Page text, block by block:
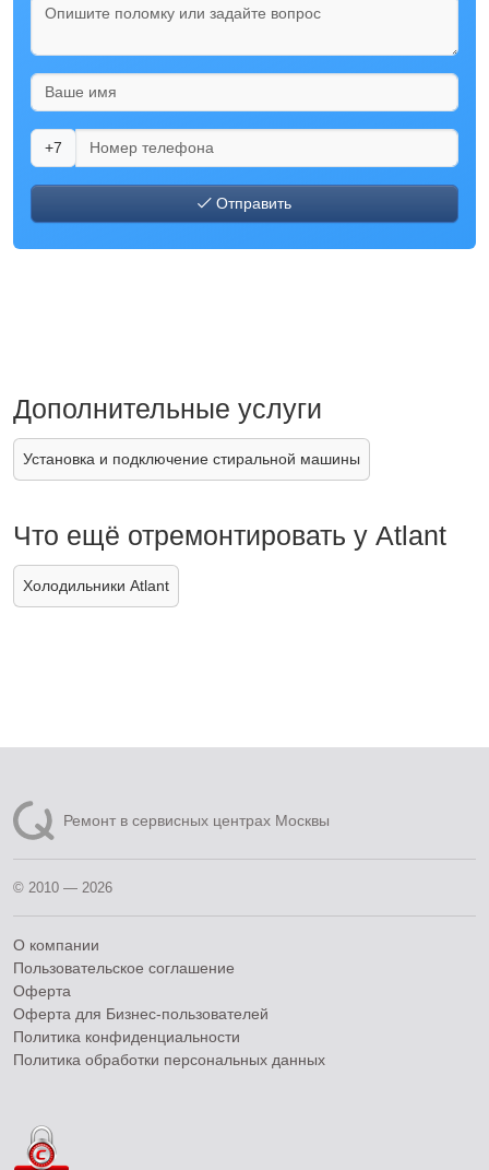
+7
Отправить
Дополнительные услуги
Установка и подключение стиральной машины
Что ещё отремонтировать у Atlant
Холодильники Atlant
Ремонт в сервисных центрах Москвы
© 2010 — 2026
О компании
Пользовательское соглашение
Оферта
Оферта для Бизнес-пользователей
Политика конфиденциальности
Политика обработки персональных данных